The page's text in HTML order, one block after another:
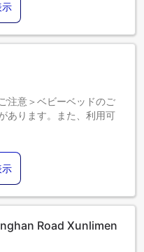
示
注意＞ベビーベッドのご
あります。また、利用可
ます。
部屋タイプにより異なり
認ください。
示
Road Xunlimen